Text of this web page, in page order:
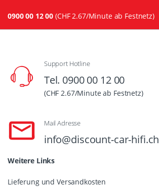
0900 00 12 00 (CHF 2.67/Minute ab Festnetz)
Support Hotline
Tel. 0900 00 12 00
(CHF 2.67/Minute ab Festnetz)
Mail Adresse
info@discount-car-hifi.ch
Weitere Links
Lieferung und Versandkosten